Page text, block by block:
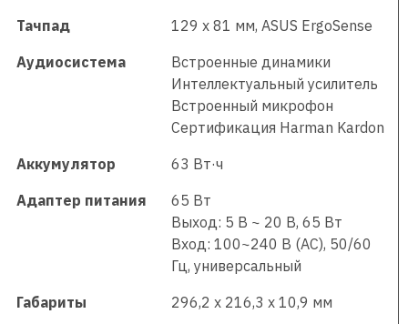
Тачпад
129 x 81 мм, ASUS ErgoSense
Аудиосистема
Встроенные динамики
Интеллектуальный усилитель
Встроенный микрофон
Сертификация Harman Kardon
Аккумулятор
63 Вт·ч
Адаптер питания
65 Вт
Выход: 5 В ~ 20 В, 65 Вт
Вход: 100~240 В (AC), 50/60
Гц, универсальный
Габариты
296,2 x 216,3 x 10,9 мм